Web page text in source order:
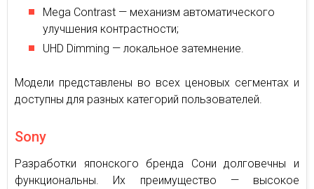
Mega Contrast — механизм автоматического
улучшения контрастности;
UHD Dimming — локальное затемнение.
Модели представлены во всех ценовых сегментах и
доступны для разных категорий пользователей.
Sony
Разработки японского бренда Сони долговечны и
функциональны. Их преимущество — высокое